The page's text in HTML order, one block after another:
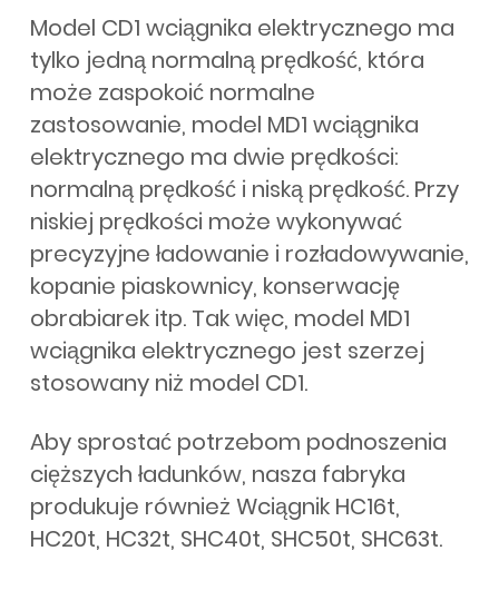
Model CD1 wciągnika elektrycznego ma
tylko jedną normalną prędkość, która
może zaspokoić normalne
zastosowanie, model MD1 wciągnika
elektrycznego ma dwie prędkości:
normalną prędkość i niską prędkość. Przy
niskiej prędkości może wykonywać
precyzyjne ładowanie i rozładowywanie,
kopanie piaskownicy, konserwację
obrabiarek itp. Tak więc, model MD1
wciągnika elektrycznego jest szerzej
stosowany niż model CD1.
Aby sprostać potrzebom podnoszenia
cięższych ładunków, nasza fabryka
produkuje również Wciągnik HC16t,
HC20t, HC32t, SHC40t, SHC50t, SHC63t.